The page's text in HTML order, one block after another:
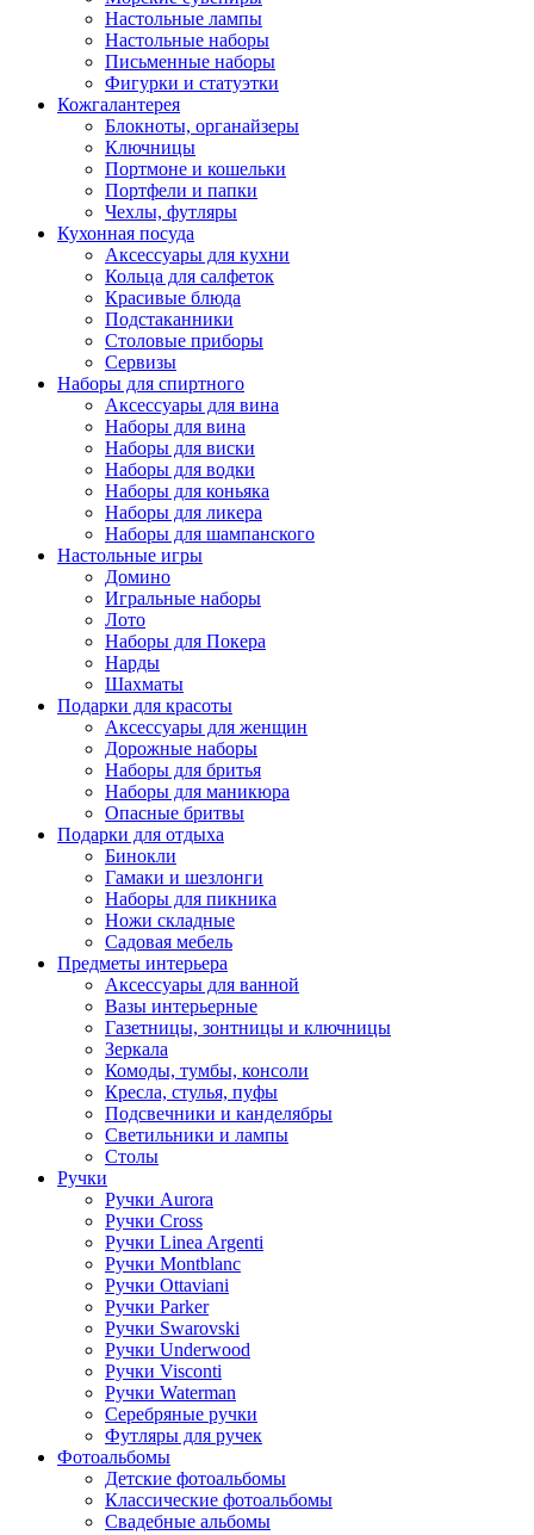
Настольные лампы
Настольные наборы
Письменные наборы
Фигурки и статуэтки
Кожгалантерея
Блокноты, органайзеры
Ключницы
Портмоне и кошельки
Портфели и папки
Чехлы, футляры
Кухонная посуда
Аксессуары для кухни
Кольца для салфеток
Красивые блюда
Подстаканники
Столовые приборы
Cервизы
Наборы для спиртного
Аксессуары для вина
Наборы для вина
Наборы для виски
Наборы для водки
Наборы для коньяка
Наборы для ликера
Наборы для шампанского
Настольные игры
Домино
Игральные наборы
Лото
Наборы для Покера
Нарды
Шахматы
Подарки для красоты
Аксессуары для женщин
Дорожные наборы
Наборы для бритья
Наборы для маникюра
Опасные бритвы
Подарки для отдыха
Бинокли
Гамаки и шезлонги
Наборы для пикника
Ножи складные
Садовая мебель
Предметы интерьера
Аксессуары для ванной
Вазы интерьерные
Газетницы, зонтницы и ключницы
Зеркала
Комоды, тумбы, консоли
Кресла, стулья, пуфы
Подсвечники и канделябры
Светильники и лампы
Столы
Ручки
Ручки Aurora
Ручки Cross
Ручки Linea Argenti
Ручки Montblanc
Ручки Ottaviani
Ручки Parker
Ручки Swarovski
Ручки Underwood
Ручки Visconti
Ручки Waterman
Серебряные ручки
Футляры для ручек
Фотоальбомы
Детские фотоальбомы
Классические фотоальбомы
Свадебные альбомы